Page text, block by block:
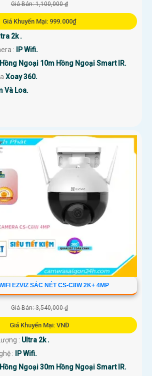
Giá Bán: 1,100,000 ₫
Giá Khuyến Mại: 999.000₫
2k .
:
IP Wifi.
Hồng Ngoại 10m Hồng Ngoại Smart IR.
Xoay 360.
Và Loa.
EZVIZ SẮC NÉT CS-C8W 2K+ 4MP
Giá Bán: 3,540,000 ₫
Giá Khuyến Mại: VNĐ
: Ultra 2k .
:
IP Wifi.
Hồng Ngoại 30m Hồng Ngoại Smart IR.